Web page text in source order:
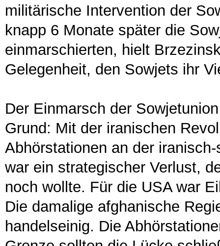
militärische Intervention der
knapp 6 Monate später die
einmarschierten, hielt
Gelegenheit, den Sowjets ihr
Der Einmarsch der
Grund: Mit der iranischen
Abhörstationen an der
war ein strategischer Verlust,
noch wollte. Für die USA war
Die damalige afghanische
handelseinig. Die